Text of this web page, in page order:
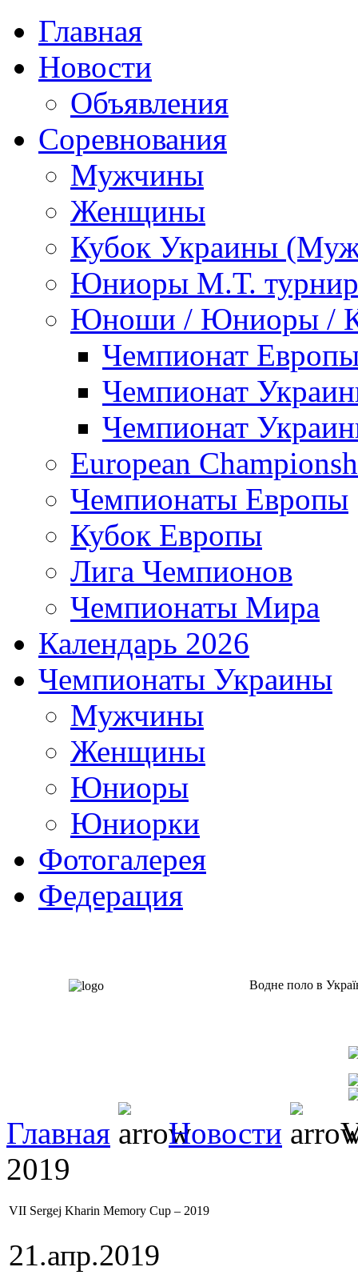
Главная
Новости
Объявления
Соревнования
Мужчины
Женщины
Кубок Украины
Юниоры М.Т.
Юноши / Юниоры /
Чемпионат
Чемпионат
Чемпионат
European
Чемпионаты Европы
Кубок Европы
Лига Чемпионов
Чемпионаты Мира
Календарь 2026
Чемпионаты Украины
Мужчины
Женщины
Юниоры
Юниорки
Фотогалерея
Федерация
Водне поло в
Главная Новости
2019
VII Sergej Kharin Memory Cup – 2019
21.апр.2019